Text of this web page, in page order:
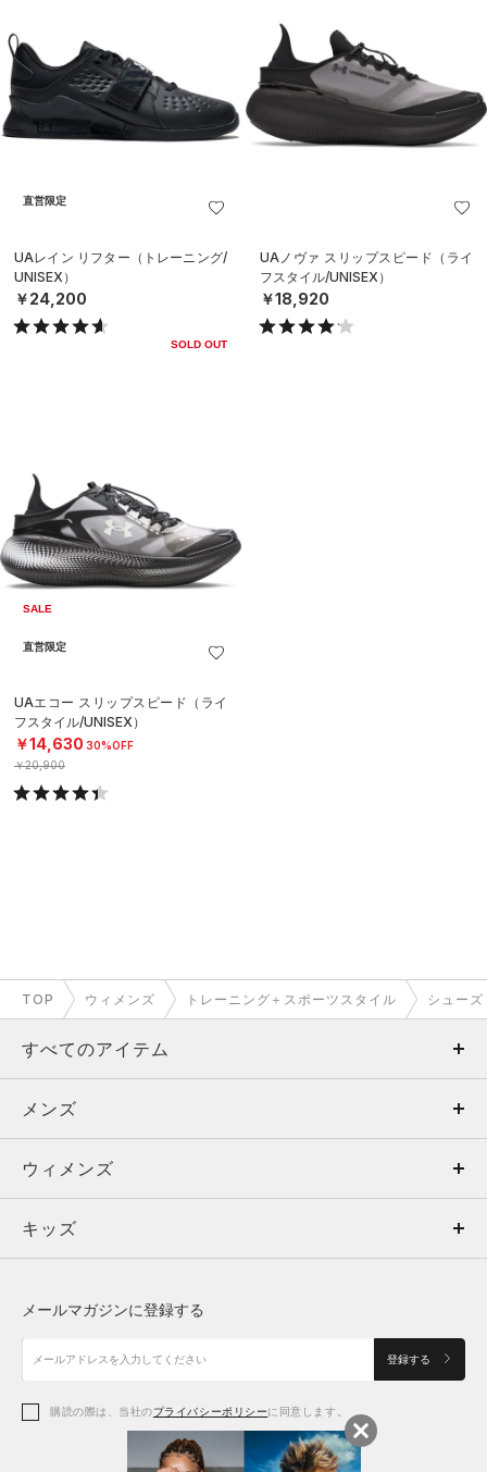
直営限定
UAレイン リフター（トレーニング/
UNISEX）
￥24,200
SOLD OUT
UAノヴァ スリップスピード（ライ
フスタイル/UNISEX）
￥18,920
SALE
直営限定
UAエコー スリップスピード（ライ
フスタイル/UNISEX）
￥14,630 30%OFF
￥20,900
TOP ウィメンズ トレーニング＋スポーツスタイル シューズ
すべてのアイテム
メンズ
ウィメンズ
キッズ
アクセサリー
メンズ
トップス
ボトムス
アクセサリー
ウィメンズ
トップス
シューズ
アクセサリー
キッズ
シューズ
メールマガジンに登録する
登録する
購読の際は、当社のプライバシーポリシーに同意します。